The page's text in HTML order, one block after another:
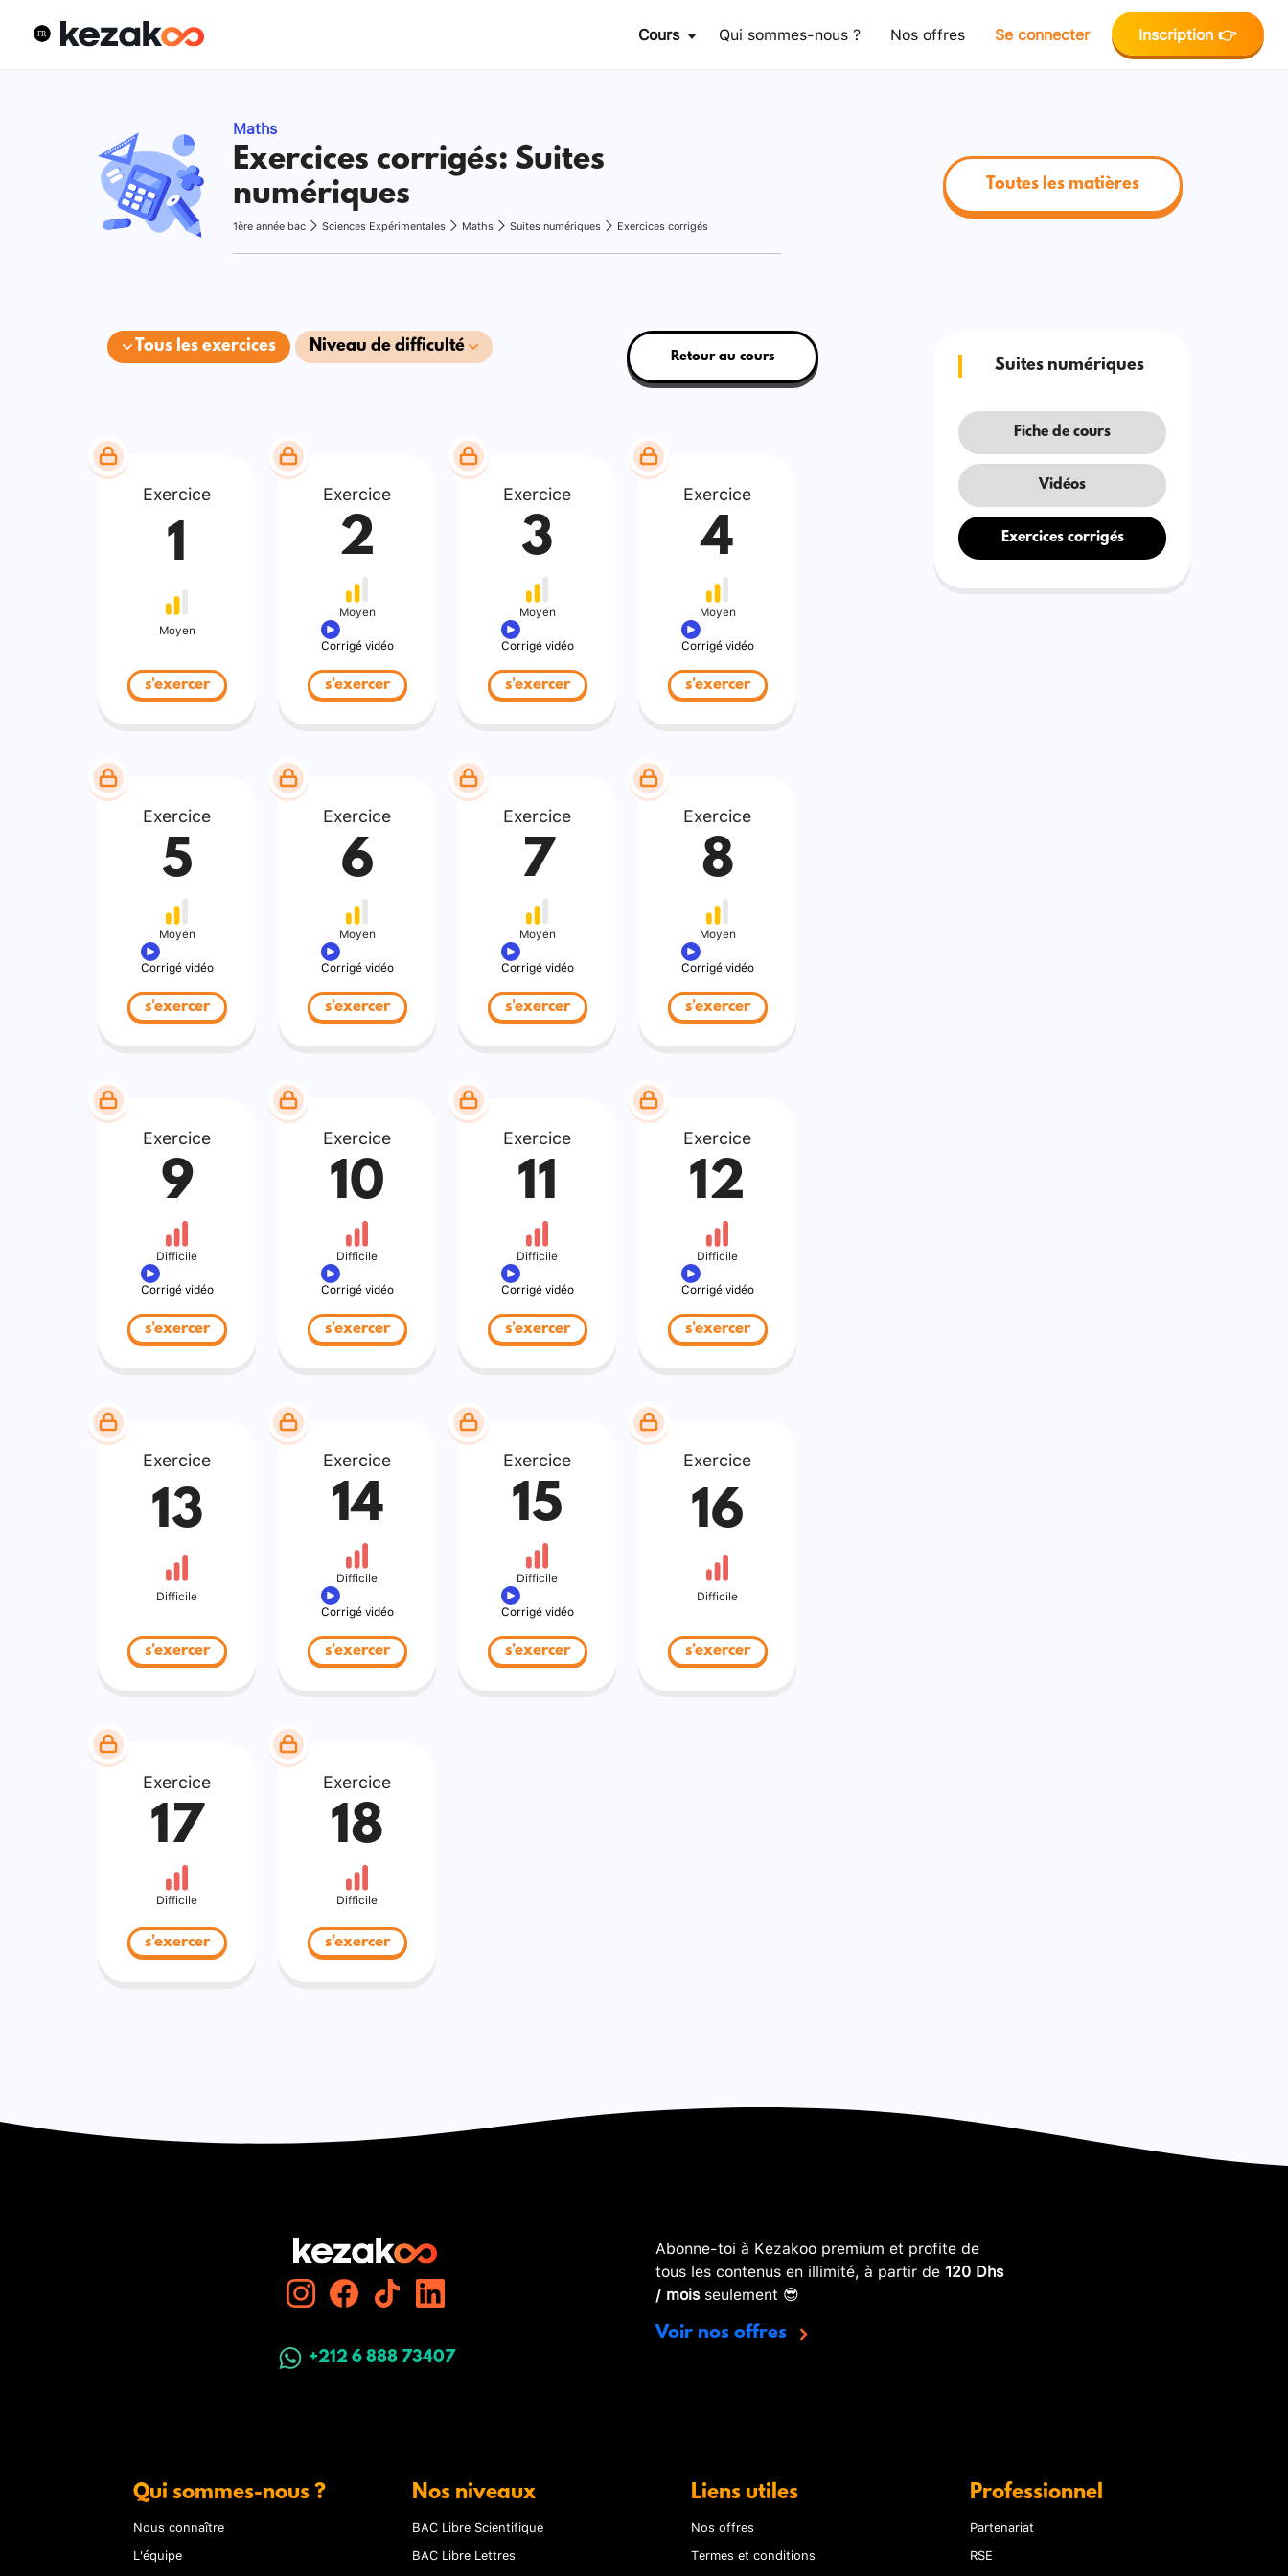
Cours Qui sommes-nous ? Nos offres Se connecter Inscription 👉
Maths
Exercices corrigés: Suites
numériques
1ère année bac Sciences Expérimentales Maths Suites numériques Exercices corrigés
Toutes les matières
Tous les exercices Niveau de difficulté
Retour au cours
Exercice
1
Moyen
s'exercer
Exercice
2
Moyen
Corrigé vidéo
s'exercer
Exercice
3
Moyen
Corrigé vidéo
s'exercer
Exercice
4
Moyen
Corrigé vidéo
s'exercer
Exercice
5
Moyen
Corrigé vidéo
s'exercer
Exercice
6
Moyen
Corrigé vidéo
s'exercer
Exercice
7
Moyen
Corrigé vidéo
s'exercer
Exercice
8
Moyen
Corrigé vidéo
s'exercer
Exercice
9
Difficile
Corrigé vidéo
s'exercer
Exercice
10
Difficile
Corrigé vidéo
s'exercer
Exercice
11
Difficile
Corrigé vidéo
s'exercer
Exercice
12
Difficile
Corrigé vidéo
s'exercer
Exercice
13
Difficile
s'exercer
Exercice
14
Difficile
Corrigé vidéo
s'exercer
Exercice
15
Difficile
Corrigé vidéo
s'exercer
Exercice
16
Difficile
s'exercer
Exercice
17
Difficile
s'exercer
Exercice
18
Difficile
s'exercer
Suites numériques
Fiche de cours
Vidéos
Exercices corrigés
+212 6 888 73407
Abonne-toi à Kezakoo premium et profite de
tous les contenus en illimité, à partir de 120 Dhs
/ moisseulement 😎
Voir nos offres
Qui sommes-nous ?
Nous connaître
L'équipe
Nos niveaux
BAC Libre Scientifique
BAC Libre Lettres
Liens utiles
Nos offres
Termes et conditions
Professionnel
Partenariat
RSE